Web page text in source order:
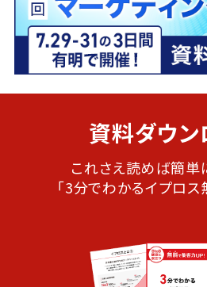
資料ダウン
これさえ読めば簡単
「3分でわかるイプロス